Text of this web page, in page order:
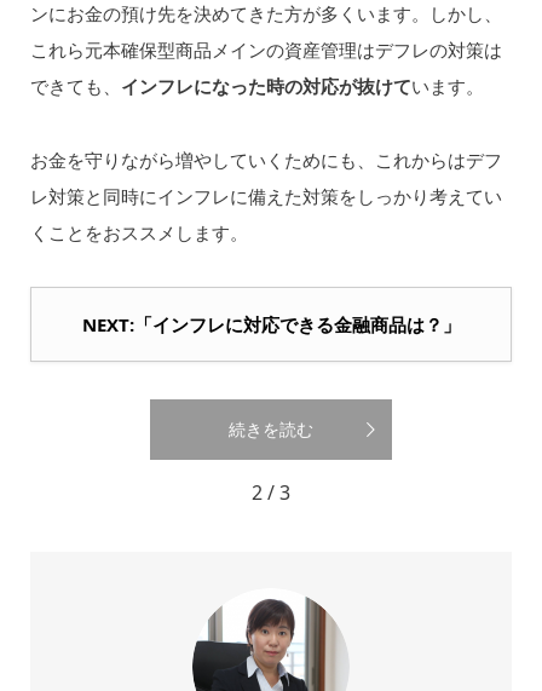
ンにお金の預け先を決めてきた方が多くいます。しかし、
これら元本確保型商品メインの資産管理はデフレの対策は
できても、 インフレになった時の対応が抜けています。
お金を守りながら増やしていくためにも、これからはデフ
レ対策と同時にインフレに備えた対策をしっかり考えてい
くことをおススメします。
NEXT:「インフレに対応できる金融商品は？」
続きを読む
2 / 3